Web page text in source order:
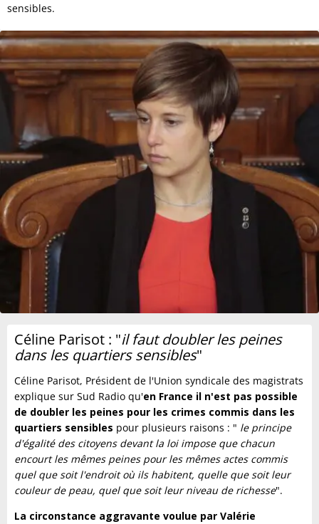
sensibles.
Céline Parisot : "il faut doubler les peines
dans les quartiers sensibles"
Céline Parisot, Président de l'Union syndicale des magistrats
explique sur Sud Radio qu'en France il n'est pas possible
de doubler les peines pour les crimes commis dans les
quartiers sensibles pour plusieurs raisons : " le principe
d'égalité des citoyens devant la loi impose que chacun
encourt les mêmes peines pour les mêmes actes commis
quel que soit l'endroit où ils habitent, quelle que soit leur
couleur de peau, quel que soit leur niveau de richesse".
La circonstance aggravante voulue par Valérie